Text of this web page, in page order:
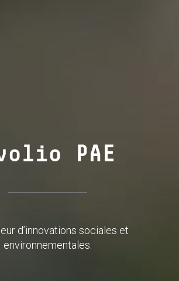
PAE
d’innovations sociales et
environnementales.